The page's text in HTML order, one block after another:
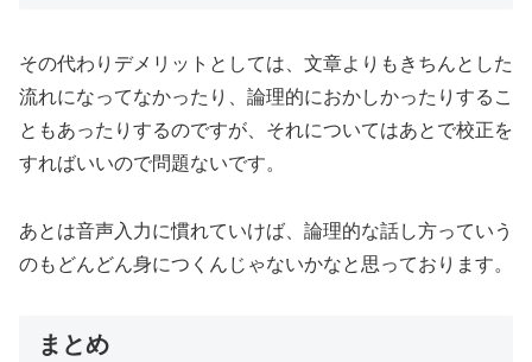
その代わりデメリットとしては、文章よりもきちんとした
流れになってなかったり、論理的におかしかったりするこ
ともあったりするのですが、それについてはあとで校正を
すればいいので問題ないです。
あとは音声入力に慣れていけば、論理的な話し方っていう
のもどんどん身につくんじゃないかなと思っております。
まとめ